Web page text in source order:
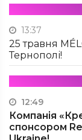
13:37
25 травня
Тернополі!
12:49
Компанія
спонсором